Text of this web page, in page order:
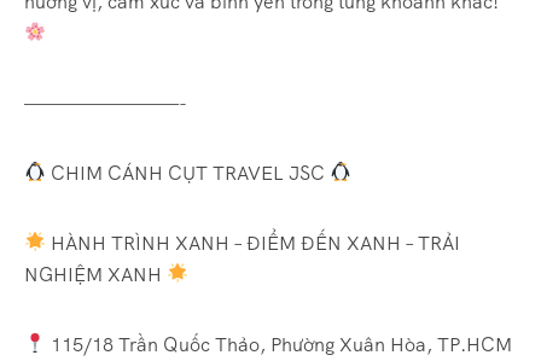
————————-
CHIM CÁNH CỤT TRAVEL JSC
HÀNH TRÌNH XANH – ĐIỂM ĐẾN XANH – TRẢI
NGHIỆM XANH
115/18 Trần Quốc Thảo, Phường Xuân Hòa, TP.HCM